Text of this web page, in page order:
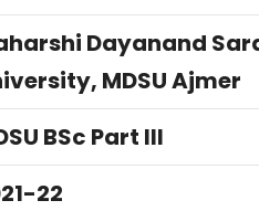
Dayanand
MDSU Ajmer
BSc Part III
22